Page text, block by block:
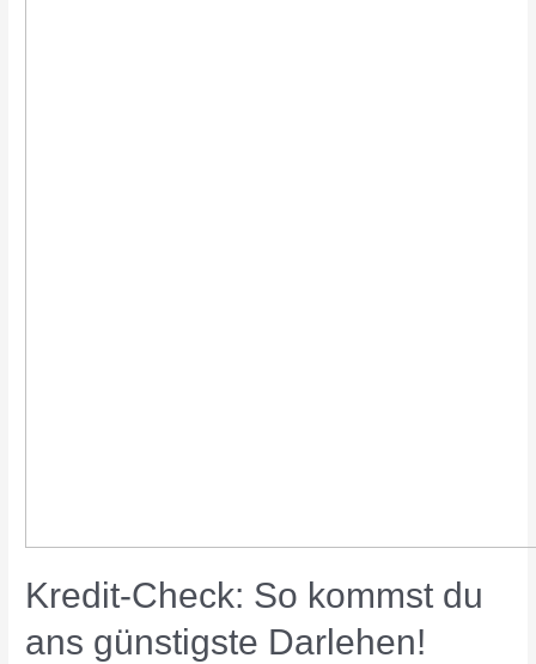
Kredit-Check: So kommst du
ans günstigste Darlehen!